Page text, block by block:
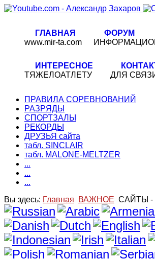
ГЛАВНАЯ
www.mir-ta.com
ФОРУМ
ИНТЕРЕСНОЕ
ТЯЖЕЛОАТЛЕТУ
ДЛЯ
ПРАВИЛА СОРЕВНОВАНИЙ
РАЗРЯДЫ
СПОРТЗАЛЫ
РЕКОРДЫ
ДРУЗЬЯ сайта
табл. SINCLAIR
табл. MALONE-MELTZER
...
...
...
Вы здесь: Главная ВАЖНОЕ САЙТЫ -